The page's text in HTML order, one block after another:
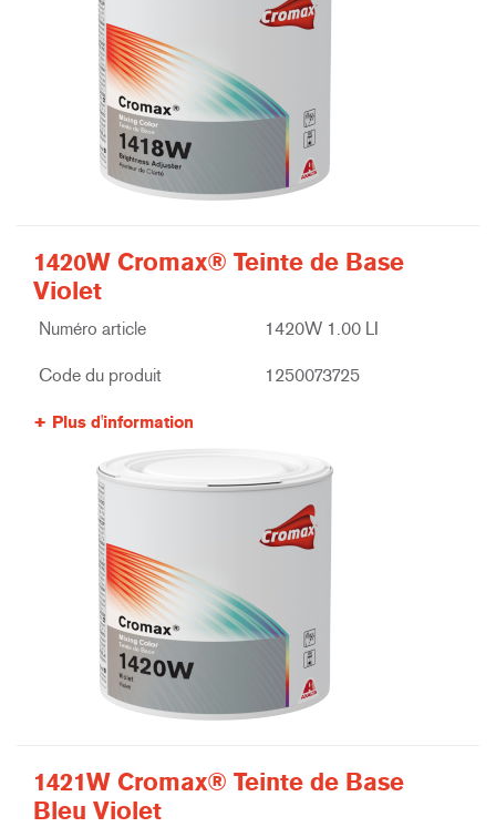
1420W Cromax® Teinte de Base
Violet
Numéro article 1420W 1.00 LI
Code du produit 1250073725
Plus d'information
1421W Cromax® Teinte de Base
Bleu Violet